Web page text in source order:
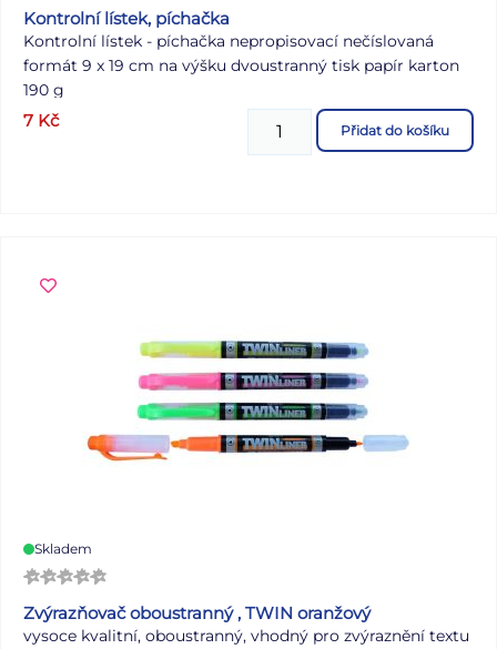
Kontrolní lístek, píchačka
Kontrolní lístek - píchačka nepropisovací nečíslovaná
formát 9 x 19 cm na výšku dvoustranný tisk papír karton
190 g
7 Kč Přidat do košíku
Skladem
Zvýrazňovač oboustranný , TWIN oranžový
vysoce kvalitní, oboustranný, vhodný pro zvýraznění textu